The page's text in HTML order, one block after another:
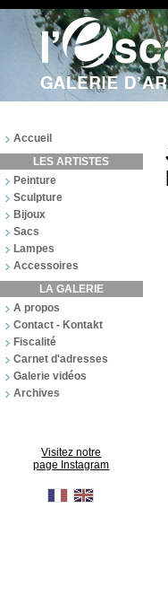
Accueil
LES ARTISTES
Peinture
Sculpture
Bijoux
Sacs
Lampes
Accessoires
LA GALERIE
A propos
Contact - Kontakt
Fiscalité
Carnet d'adresses
Galerie vidéos
Archives
Visitez notre
page Instagram